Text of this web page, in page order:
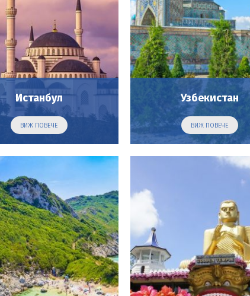
Истанбул
ВИЖ ПОВЕЧЕ
Узбекистан
ВИЖ ПОВЕЧЕ